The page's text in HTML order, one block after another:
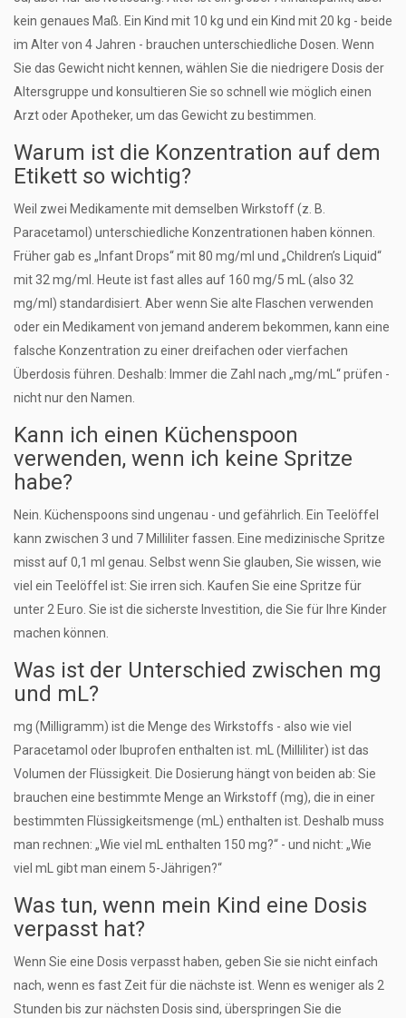
kein genaues Maß. Ein Kind mit 10 kg und ein Kind mit 20 kg - beide
im Alter von 4 Jahren - brauchen unterschiedliche Dosen. Wenn
Sie das Gewicht nicht kennen, wählen Sie die niedrigere Dosis der
Altersgruppe und konsultieren Sie so schnell wie möglich einen
Arzt oder Apotheker, um das Gewicht zu bestimmen.
Warum ist die Konzentration auf dem
Etikett so wichtig?
Weil zwei Medikamente mit demselben Wirkstoff (z. B.
Paracetamol) unterschiedliche Konzentrationen haben können.
Früher gab es „Infant Drops“ mit 80 mg/ml und „Children’s Liquid“
mit 32 mg/ml. Heute ist fast alles auf 160 mg/5 mL (also 32
mg/ml) standardisiert. Aber wenn Sie alte Flaschen verwenden
oder ein Medikament von jemand anderem bekommen, kann eine
falsche Konzentration zu einer dreifachen oder vierfachen
Überdosis führen. Deshalb: Immer die Zahl nach „mg/mL“ prüfen -
nicht nur den Namen.
Kann ich einen Küchenspoon
verwenden, wenn ich keine Spritze
habe?
Nein. Küchenspoons sind ungenau - und gefährlich. Ein Teelöffel
kann zwischen 3 und 7 Milliliter fassen. Eine medizinische Spritze
misst auf 0,1 ml genau. Selbst wenn Sie glauben, Sie wissen, wie
viel ein Teelöffel ist: Sie irren sich. Kaufen Sie eine Spritze für
unter 2 Euro. Sie ist die sicherste Investition, die Sie für Ihre Kinder
machen können.
Was ist der Unterschied zwischen mg
und mL?
mg (Milligramm) ist die Menge des Wirkstoffs - also wie viel
Paracetamol oder Ibuprofen enthalten ist. mL (Milliliter) ist das
Volumen der Flüssigkeit. Die Dosierung hängt von beiden ab: Sie
brauchen eine bestimmte Menge an Wirkstoff (mg), die in einer
bestimmten Flüssigkeitsmenge (mL) enthalten ist. Deshalb muss
man rechnen: „Wie viel mL enthalten 150 mg?“ - und nicht: „Wie
viel mL gibt man einem 5-Jährigen?“
Was tun, wenn mein Kind eine Dosis
verpasst hat?
Wenn Sie eine Dosis verpasst haben, geben Sie sie nicht einfach
nach, wenn es fast Zeit für die nächste ist. Wenn es weniger als 2
Stunden bis zur nächsten Dosis sind, überspringen Sie die